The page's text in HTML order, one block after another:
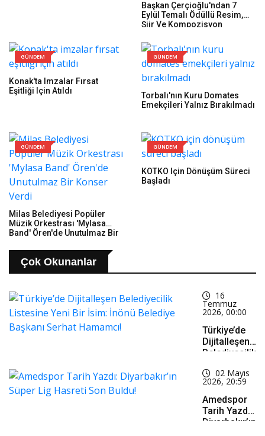
Başkan Çerçioğlu'ndan 7
Eylül Temalı Ödüllü Resim,
Şiir Ve Kompozisyon
GÜNDEM
Konak'ta Imzalar Fırsat
Eşitliği Için Atıldı
GÜNDEM
Torbalı'nın Kuru Domates
Emekçileri Yalnız Bırakılmadı
GÜNDEM
Milas Belediyesi Popüler
Müzik Orkestrası 'Mylasa
Band' Ören'de Unutulmaz Bir
GÜNDEM
KOTKO Için Dönüşüm Süreci
Başladı
Çok Okunanlar
16
Temmuz
2026, 00:00
Türkiye’de
Dijitalleşen
Belediyecilik
Yeni Bir
İsim: İnönü
Belediye
Başkanı
Serhat
02 Mayıs
2026, 20:59
Amedspor
Tarih Yazdı:
Diyarbakır’ın